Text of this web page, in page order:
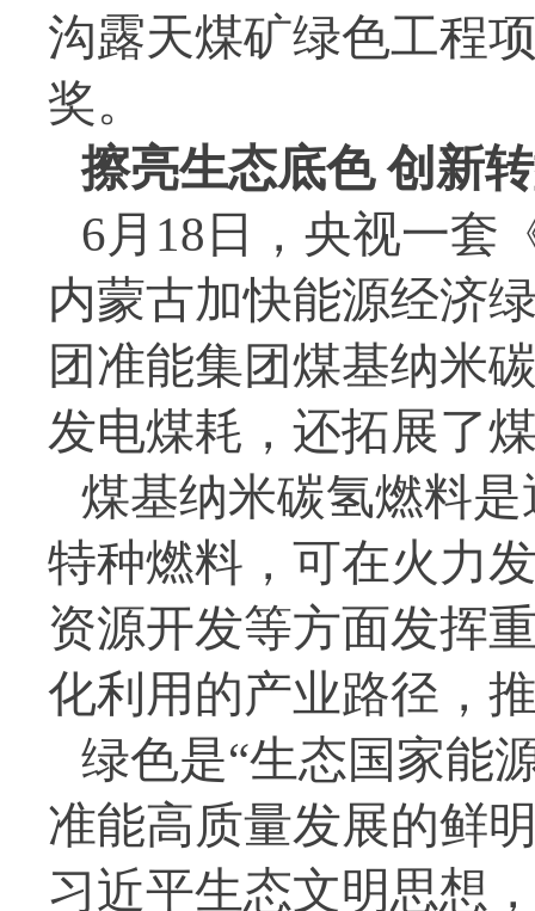
沟露天煤矿绿色工程
奖。
擦亮生态底色 创新
6月18日，央视一套
内蒙古加快能源经济
团准能集团煤基纳米
发电煤耗，还拓展了
煤基纳米碳氢燃料
特种燃料，可在火力
资源开发等方面发挥
化利用的产业路径，
绿色是“生态国家能
准能高质量发展的鲜
习近平生态文明思想